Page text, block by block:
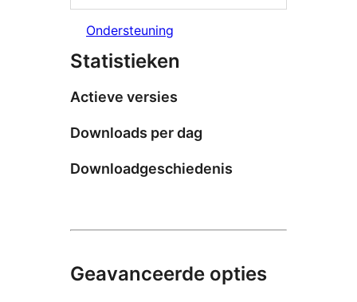
Ondersteuning
Statistieken
Actieve versies
Downloads per dag
Downloadgeschiedenis
Geavanceerde opties